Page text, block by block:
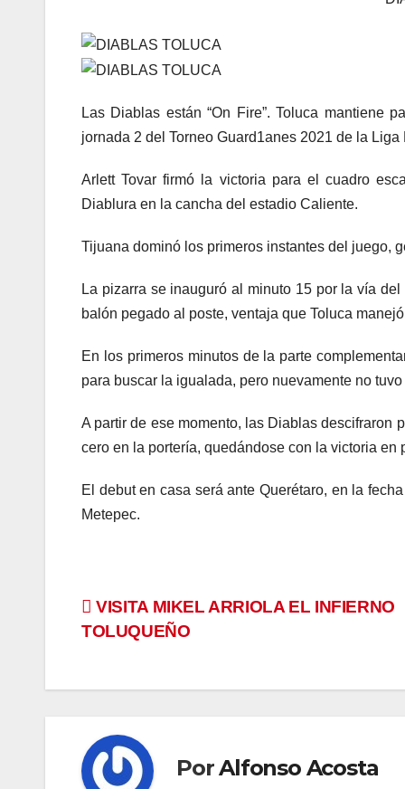
Las Diablas están “On Fire”. Toluca mantiene
jornada 2 del Torneo Guard1anes 2021 de la Liga
Arlett Tovar firmó la victoria para el cuadro
Diablura en la cancha del estadio Caliente.
Tijuana dominó los primeros instantes del juego,
La pizarra se inauguró al minuto 15 por la vía
balón pegado al poste, ventaja que Toluca
En los primeros minutos de la parte
para buscar la igualada, pero nuevamente no
A partir de ese momento, las Diablas descifraron
cero en la portería, quedándose con la victoria
El debut en casa será ante Querétaro, en la
Metepec.
Navegación
entradas
VISITA MIKEL ARRIOLA EL INFIERNO
TOLUQUEÑO
PorAlfonso Acosta